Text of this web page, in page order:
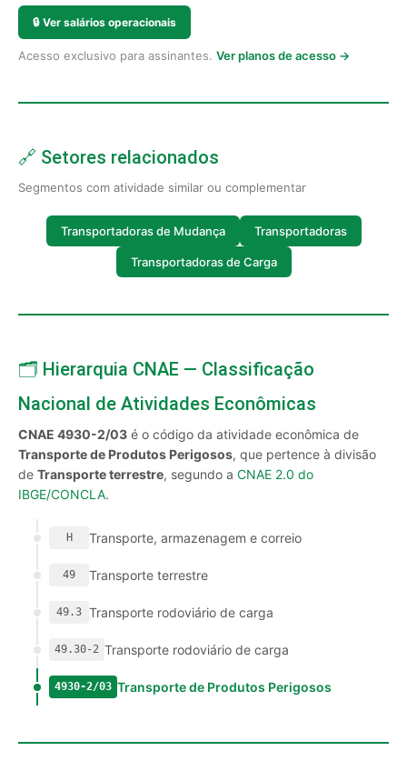
🔒 Ver salários operacionais
Acesso exclusivo para assinantes. Ver planos de acesso →
🔗 Setores relacionados
Segmentos com atividade similar ou complementar
Transportadoras de Mudança Transportadoras
Transportadoras de Carga
🗂️ Hierarquia CNAE — Classificação
Nacional de Atividades Econômicas
CNAE 4930-2/03 é o código da atividade econômica de
Transporte de Produtos Perigosos, que pertence à divisão
de Transporte terrestre, segundo a CNAE 2.0 do
IBGE/CONCLA.
H Transporte, armazenagem e correio
49 Transporte terrestre
49.3 Transporte rodoviário de carga
49.30-2 Transporte rodoviário de carga
4930-2/03 Transporte de Produtos Perigosos